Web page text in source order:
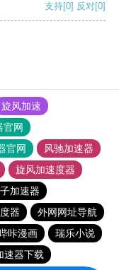
支持[0] 反对[0]
旋风加速
官网
官网
风驰加速器
旋风加速度器
加速器
器
外网网址导航
咔漫画
瑞乐小说
速器下载